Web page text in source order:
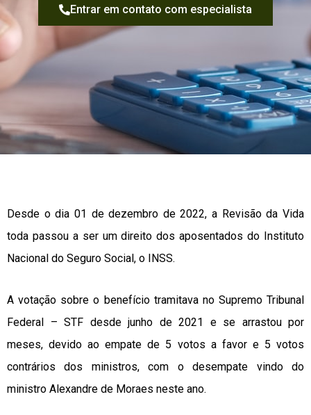
Entrar em contato com especialista
Desde o dia 01 de dezembro de 2022, a Revisão da Vida
toda passou a ser um direito dos aposentados do Instituto
Nacional do Seguro Social, o INSS.
A votação sobre o benefício tramitava no Supremo Tribunal
Federal – STF desde junho de 2021 e se arrastou por
meses, devido ao empate de 5 votos a favor e 5 votos
contrários dos ministros, com o desempate vindo do
ministro Alexandre de Moraes neste ano.